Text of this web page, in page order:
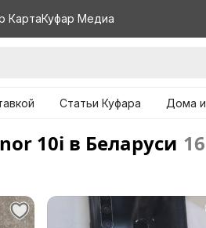
КартаКуфар Медиа
Статьи Куфара Дома
10i в Беларуси 16